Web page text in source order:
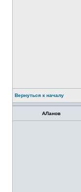
Вернуться к началу
АЛанов